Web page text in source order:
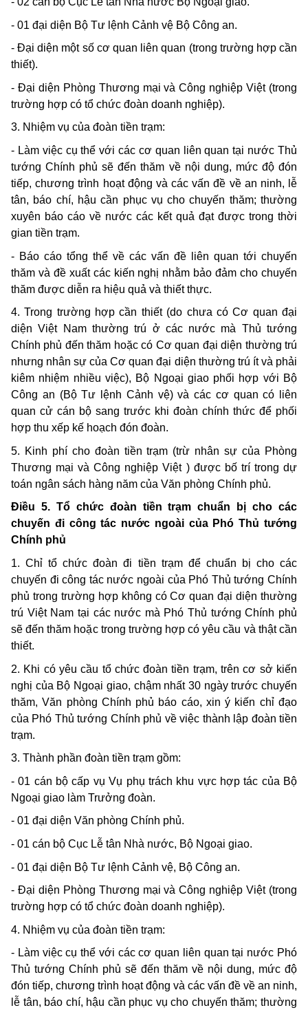
- 01 đại diện Bộ Tư lệnh Cảnh vệ Bộ Công an.
- Đại diện một số cơ quan liên quan (trong trường hợp cần
thiết).
- Đại diện Phòng Thương mại và Công nghiệp Việt (trong
trường hợp có tổ chức đoàn doanh nghiệp).
3. Nhiệm vụ của đoàn tiền trạm:
- Làm việc cụ thể với các cơ quan liên quan tại nước Thủ
tướng Chính phủ sẽ đến thăm về nội dung, mức độ đón
tiếp, chương trình hoạt động và các vấn đề về an ninh, lễ
tân, báo chí, hậu cần phục vụ cho chuyến thăm; thường
xuyên báo cáo về nước các kết quả đạt được trong thời
gian tiền trạm.
- Báo cáo tổng thể về các vấn đề liên quan tới chuyến
thăm và đề xuất các kiến nghị nhằm bảo đảm cho chuyến
thăm được diễn ra hiệu quả và thiết thực.
4. Trong trường hợp cần thiết (do chưa có Cơ quan đại
diện Việt Nam thường trú ở các nước mà Thủ tướng
Chính phủ đến thăm hoặc có Cơ quan đại diện thường trú
nhưng nhân sự của Cơ quan đại diện thường trú ít và phải
kiêm nhiệm nhiều việc), Bộ Ngoại giao phối hợp với Bộ
Công an (Bộ Tư lệnh Cảnh vệ) và các cơ quan có liên
quan cử cán bộ sang trước khi đoàn chính thức để phối
hợp thu xếp kế hoạch đón đoàn.
5. Kinh phí cho đoàn tiền trạm (trừ nhân sự của Phòng
Thương mại và Công nghiệp Việt ) được bố trí trong dự
toán ngân sách hàng năm của Văn phòng Chính phủ.
Điều 5. Tổ chức đoàn tiền trạm chuẩn bị cho các
chuyến đi công tác nước ngoài của Phó Thủ tướng
Chính phủ
1. Chỉ tổ chức đoàn đi tiền trạm để chuẩn bị cho các
chuyến đi công tác nước ngoài của Phó Thủ tướng Chính
phủ trong trường hợp không có Cơ quan đại diện thường
trú Việt Nam tại các nước mà Phó Thủ tướng Chính phủ
sẽ đến thăm hoặc trong trường hợp có yêu cầu và thật cần
thiết.
2. Khi có yêu cầu tổ chức đoàn tiền trạm, trên cơ sở kiến
nghị của Bộ Ngoại giao, chậm nhất 30 ngày trước chuyến
thăm, Văn phòng Chính phủ báo cáo, xin ý kiến chỉ đạo
của Phó Thủ tướng Chính phủ về việc thành lập đoàn tiền
trạm.
3. Thành phần đoàn tiền trạm gồm:
- 01 cán bộ cấp vụ Vụ phụ trách khu vực hợp tác của Bộ
Ngoại giao làm Trưởng đoàn.
- 01 đại diện Văn phòng Chính phủ.
- 01 cán bộ Cục Lễ tân Nhà nước, Bộ Ngoại giao.
- 01 đại diện Bộ Tư lệnh Cảnh vệ, Bộ Công an.
- Đại diện Phòng Thương mại và Công nghiệp Việt (trong
trường hợp có tổ chức đoàn doanh nghiệp).
4. Nhiệm vụ của đoàn tiền trạm:
- Làm việc cụ thể với các cơ quan liên quan tại nước Phó
Thủ tướng Chính phủ sẽ đến thăm về nội dung, mức độ
đón tiếp, chương trình hoạt động và các vấn đề về an ninh,
lễ tân, báo chí, hậu cần phục vụ cho chuyến thăm; thường